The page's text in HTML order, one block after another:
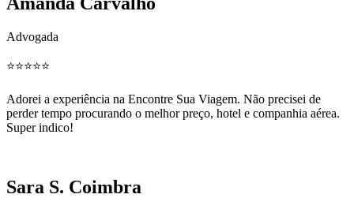
Advogada
⭐️⭐️⭐️⭐️⭐️
Adorei a experiência na Encontre Sua Viagem. Não precisei de
perder tempo procurando o melhor preço, hotel e companhia aérea.
Super indico!
Sara S. Coimbra